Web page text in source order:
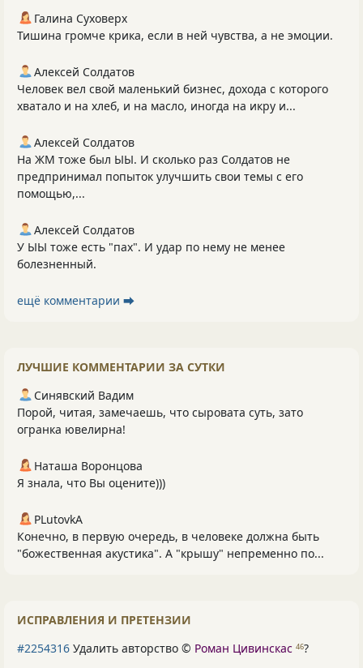
Галина Суховерх
Тишина громче крика, если в ней чувства, а не эмоции.
Алексей Солдатов
Человек вел свой маленький бизнес, дохода с которого
хватало и на хлеб, и на масло, иногда на икру и...
Алексей Солдатов
На ЖМ тоже был ЫЫ. И сколько раз Солдатов не
предпринимал попыток улучшить свои темы с его
помощью,...
Алексей Солдатов
У ЫЫ тоже есть "пах". И удар по нему не менее
болезненный.
ещё комментарии ⮕
ЛУЧШИЕ КОММЕНТАРИИ ЗА СУТКИ
Синявский Вадим
Порой, читая, замечаешь, что сыровата суть, зато
огранка ювелирна!
Наташа Воронцова
Я знала, что Вы оцените)))
PLutоvkА
Конечно, в первую очередь, в человеке должна быть
"божественная акустика". А "крышу" непременно по...
ИСПРАВЛЕНИЯ И ПРЕТЕНЗИИ
#2254316 Удалить авторство © Роман Цивинскас 46?